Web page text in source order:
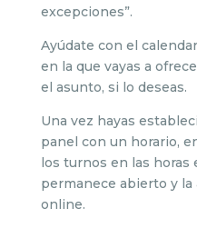
excepciones”.
Ayúdate con el
en la que vayas a
el asunto, si lo deseas.
Una vez hayas
panel con un horario,
los turnos en las horas
permanece abierto y la
online.